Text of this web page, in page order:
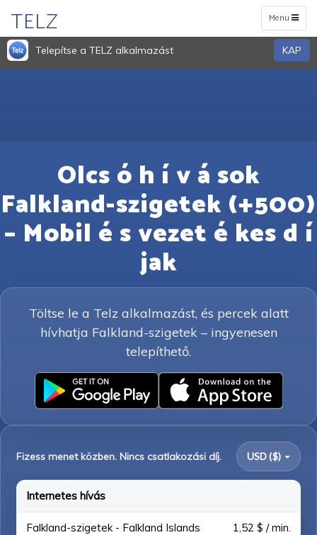
Toggle
navigation
Menu
TELZ
Telepítse a TELZ alkalmazást KAP
Olcs ó h í v á sok
Falkland-szigetek (+500)
– Mobil é s vezet é kes d í
jak
Töltse le a Telz alkalmazást, és percek alatt
hívhatja Falkland-szigetek – ingyenesen
telepíthető.
Fizess menet közben. Nincs csatlakozási díj. USD ($)
Internetes hívás
Falkland-szigetek - Falkland Islands 1,52 $ / min.